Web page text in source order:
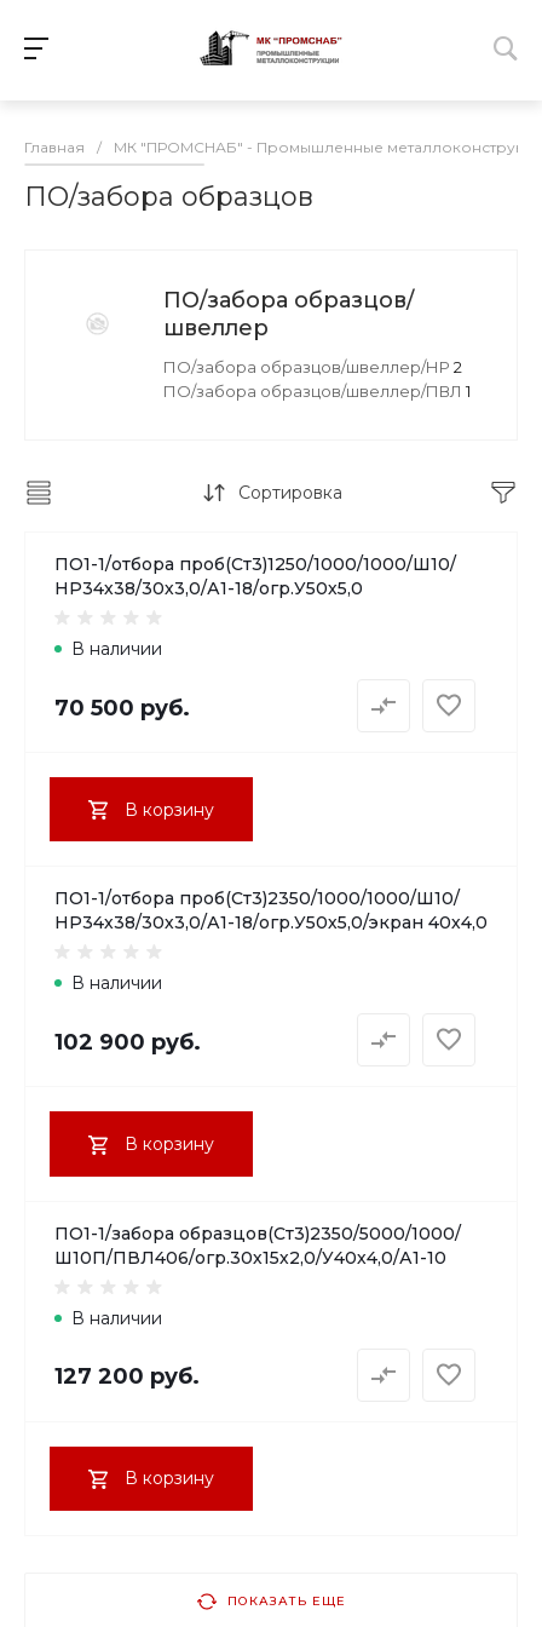
Главная / МК "ПРОМСНАБ" - Промышленные
ПО/забора образцов
ПО/забора образцов/
швеллер
ПО/забора образцов/швеллер/НР 2
ПО/забора образцов/швеллер/ПВЛ 1
Сортировка
ПО1-1/отбора проб(Ст3)1250/1000/1000/Ш10/
НР34х38/30х3,0/А1-18/огр.У50х5,0
В наличии
70 500 руб.
В корзину
ПО1-1/отбора проб(Ст3)2350/1000/1000/Ш10/
НР34х38/30х3,0/А1-18/огр.У50х5,0/экран 40х4,0
В наличии
102 900 руб.
В корзину
ПО1-1/забора образцов(Ст3)2350/5000/1000/
Ш10П/ПВЛ406/огр.30х15х2,0/У40х4,0/А1-10
В наличии
127 200 руб.
В корзину
ПОКАЗАТЬ ЕЩЕ